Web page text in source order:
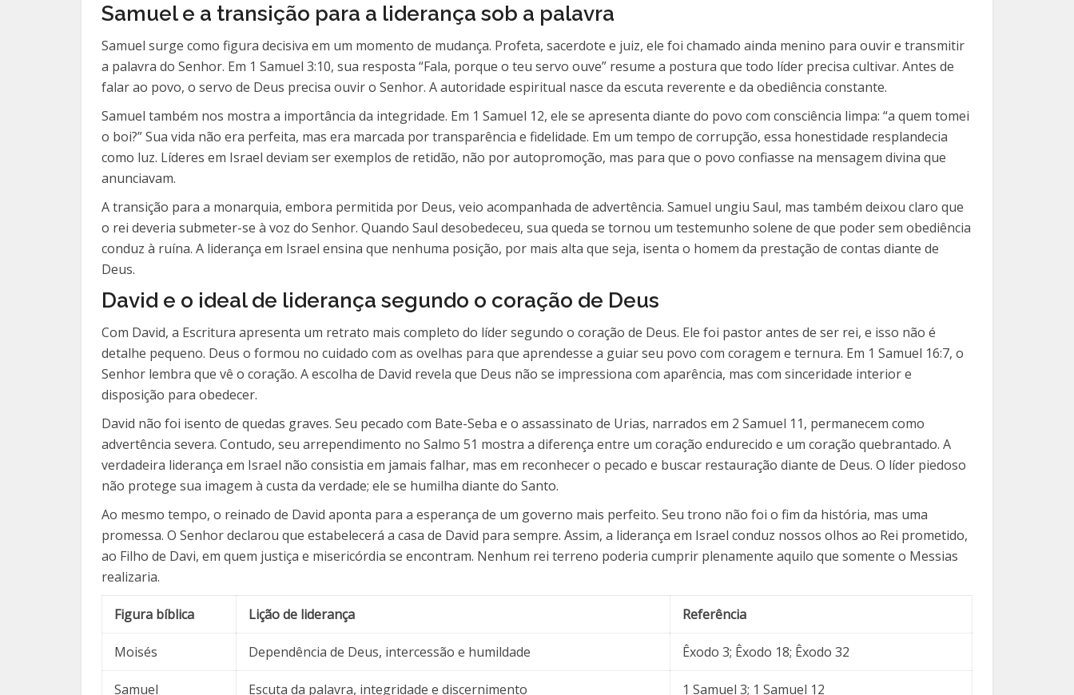
Samuel e a transição para a liderança sob a palavra
Samuel surge como figura decisiva em um momento de mudança. Profeta, sacerdote e juiz, ele foi chamado ainda menino para ouvir e transmitir
a palavra do Senhor. Em 1 Samuel 3:10, sua resposta “Fala, porque o teu servo ouve” resume a postura que todo líder precisa cultivar. Antes de
falar ao povo, o servo de Deus precisa ouvir o Senhor. A autoridade espiritual nasce da escuta reverente e da obediência constante.
Samuel também nos mostra a importância da integridade. Em 1 Samuel 12, ele se apresenta diante do povo com consciência limpa: “a quem tomei
o boi?” Sua vida não era perfeita, mas era marcada por transparência e fidelidade. Em um tempo de corrupção, essa honestidade resplandecia
como luz. Líderes em Israel deviam ser exemplos de retidão, não por autopromoção, mas para que o povo confiasse na mensagem divina que
anunciavam.
A transição para a monarquia, embora permitida por Deus, veio acompanhada de advertência. Samuel ungiu Saul, mas também deixou claro que
o rei deveria submeter-se à voz do Senhor. Quando Saul desobedeceu, sua queda se tornou um testemunho solene de que poder sem obediência
conduz à ruína. A liderança em Israel ensina que nenhuma posição, por mais alta que seja, isenta o homem da prestação de contas diante de
Deus.
David e o ideal de liderança segundo o coração de Deus
Com David, a Escritura apresenta um retrato mais completo do líder segundo o coração de Deus. Ele foi pastor antes de ser rei, e isso não é
detalhe pequeno. Deus o formou no cuidado com as ovelhas para que aprendesse a guiar seu povo com coragem e ternura. Em 1 Samuel 16:7, o
Senhor lembra que vê o coração. A escolha de David revela que Deus não se impressiona com aparência, mas com sinceridade interior e
disposição para obedecer.
David não foi isento de quedas graves. Seu pecado com Bate-Seba e o assassinato de Urias, narrados em 2 Samuel 11, permanecem como
advertência severa. Contudo, seu arrependimento no Salmo 51 mostra a diferença entre um coração endurecido e um coração quebrantado. A
verdadeira liderança em Israel não consistia em jamais falhar, mas em reconhecer o pecado e buscar restauração diante de Deus. O líder piedoso
não protege sua imagem à custa da verdade; ele se humilha diante do Santo.
Ao mesmo tempo, o reinado de David aponta para a esperança de um governo mais perfeito. Seu trono não foi o fim da história, mas uma
promessa. O Senhor declarou que estabelecerá a casa de David para sempre. Assim, a liderança em Israel conduz nossos olhos ao Rei prometido,
ao Filho de Davi, em quem justiça e misericórdia se encontram. Nenhum rei terreno poderia cumprir plenamente aquilo que somente o Messias
realizaria.
Figura bíblica Lição de liderança Referência
Moisés Dependência de Deus, intercessão e humildade Êxodo 3; Êxodo 18; Êxodo 32
Samuel Escuta da palavra, integridade e discernimento 1 Samuel 3; 1 Samuel 12